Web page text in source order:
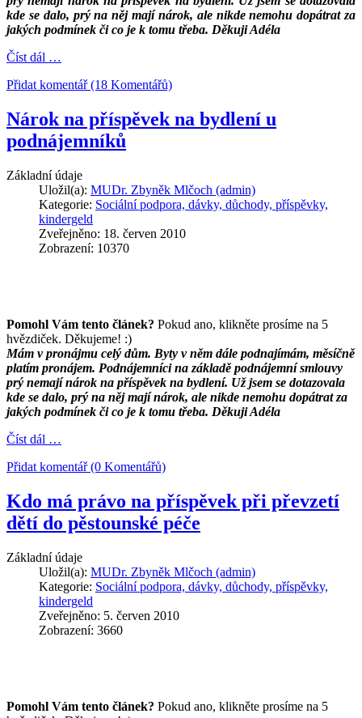
kde se dalo, prý na něj mají nárok, ale nikde nemohu dopátrat za
jakých podmínek či co je k tomu třeba. Děkuji Adéla
Číst dál …
Přidat komentář (18 Komentářů)
Nárok na příspěvek na bydlení u
podnájemníků
Základní údaje
Uložil(a): MUDr. Zbyněk Mlčoch (admin)
Kategorie: Sociální podpora, dávky, důchody, příspěvky,
kindergeld
Zveřejněno: 18. červen 2010
Zobrazení: 10370
Pomohl Vám tento článek? Pokud ano, klikněte prosíme na 5
hvězdiček. Děkujeme! :)
Mám v pronájmu celý dům. Byty v něm dále podnajímám, měsíčně
platím pronájem. Podnájemníci na základě podnájemní smlouvy
prý nemají nárok na příspěvek na bydlení. Už jsem se dotazovala
kde se dalo, prý na něj mají nárok, ale nikde nemohu dopátrat za
jakých podmínek či co je k tomu třeba. Děkuji Adéla
Číst dál …
Přidat komentář (0 Komentářů)
Kdo má právo na příspěvek při převzetí
dětí do pěstounské péče
Základní údaje
Uložil(a): MUDr. Zbyněk Mlčoch (admin)
Kategorie: Sociální podpora, dávky, důchody, příspěvky,
kindergeld
Zveřejněno: 5. červen 2010
Zobrazení: 3660
Pomohl Vám tento článek? Pokud ano, klikněte prosíme na 5